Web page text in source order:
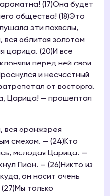
(17)Она будет
общества! (18)Это
эти похвалы,
облитая золотом
царица. (20)И все
перед ней свои
и несчастный
от восторга.
Царица! — прошептал
вся оранжерея
смехом. — (24)Кто
молодая Царица. —
Пион. — (26)Никто из
он носит очень
только